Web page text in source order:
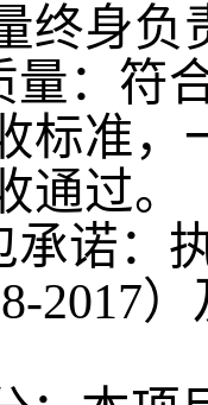
终身负
量：符
标准，
通过。
承诺：
2017